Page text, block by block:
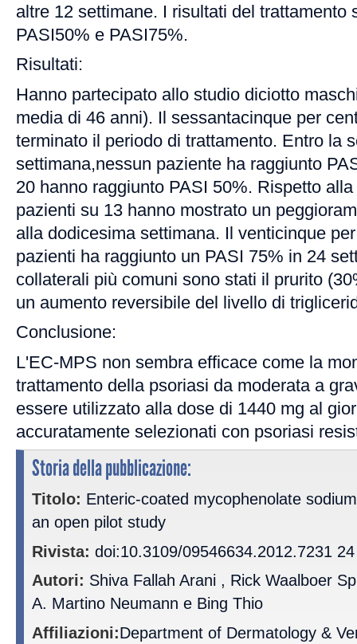
altre 12 settimane. I risultati del trattamento
PASI50% e PASI75%.
Risultati:
Hanno partecipato allo studio diciotto
media di 46 anni). Il sessantacinque per
terminato il periodo di trattamento. Entro la
settimana,nessun paziente ha raggiunto
20 hanno raggiunto PASI 50%. Rispetto
pazienti su 13 hanno mostrato un
alla dodicesima settimana. Il venticinque
pazienti ha raggiunto un PASI 75% in 24
collaterali più comuni sono stati il prurito
un aumento reversibile del livello di
Conclusione:
L'EC-MPS non sembra efficace come la
trattamento della psoriasi da moderata a
essere utilizzato alla dose di 1440 mg al
accuratamente selezionati con psoriasi
Storia della pubblicazione:
Titolo: Enteric-coated mycophenolate
an open pilot study
Rivista: doi:10.3109/09546634.2012.7231 24
Autori: Shiva Fallah Arani , Rick Waalboer
A. Martino Neumann e Bing Thio
Affiliazioni:Department of Dermatology &